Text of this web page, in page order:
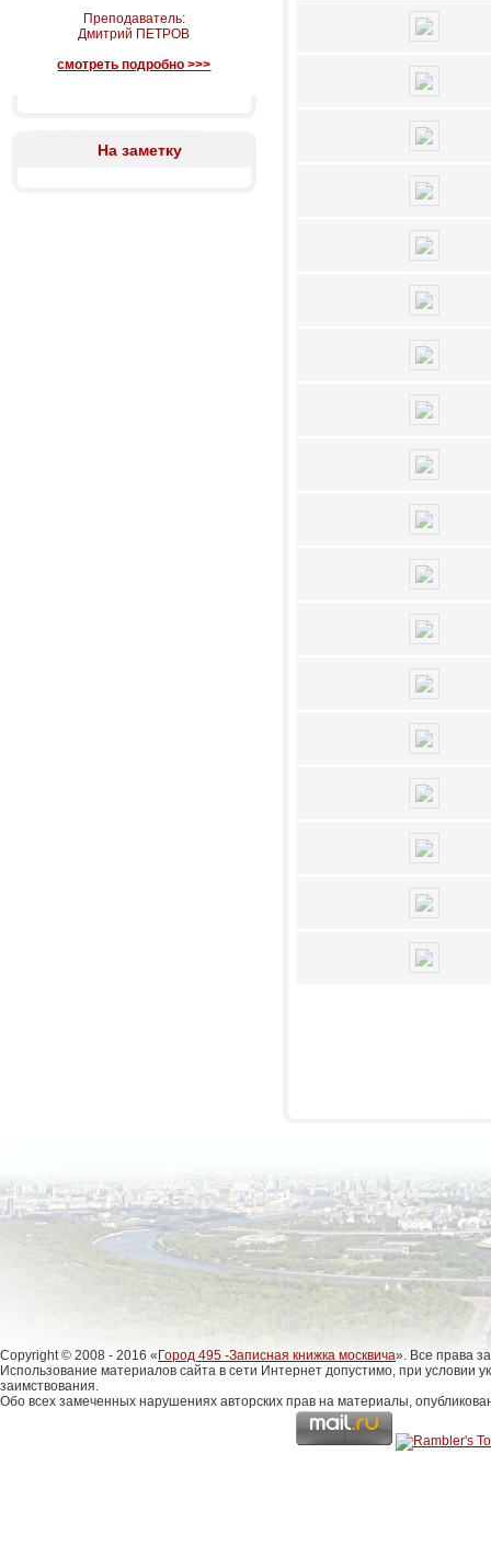
Преподаватель:
Дмитрий ПЕТРОВ
смотреть подробно >>>
На заметку
Copyright © 2008 - 2016 «Город 495 -Записная книжка москвича». Все права
Использование материалов сайта в сети Интернет допустимо, при условии
заимствования.
Обо всех замеченных нарушениях авторских прав на материалы,